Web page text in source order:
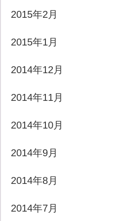
2015年2月
2015年1月
2014年12月
2014年11月
2014年10月
2014年9月
2014年8月
2014年7月